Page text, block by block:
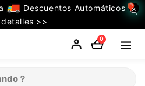
Descuentos Automáticos
detalles >>
×
0